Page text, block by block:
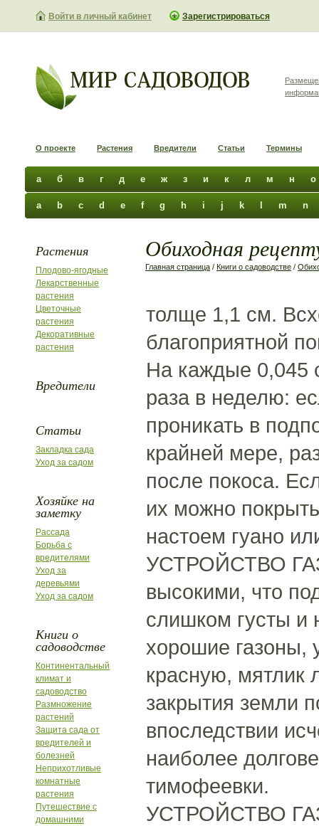
Войти в личный кабинет Зарегистрироваться
О проекте Растения Вредители Статьи Термины
а б в г д е ж з и к л м н о
a b c d e f g h i j k m n
Растения
Плодово-ягодные
Лекарственные
растения
Цветочные
растения
Декоративные
растения
Вредители
Статьи
Закладка сада
Уход за садом
Хозяйке на
заметку
Рассада
Борьба с
вредителями
Уход за
деревьями
Уход за садом
Книги о
садоводстве
Континентальный
климат и
садоводство
Размножение
растений
Защита сада от
вредителей и
болезней
Неприхотливые
комнатные
растения
Путешествие с
домашними
Обиходная
Главная страница / Книги о садоводстве /
толще 1,1 см.
благоприятной
На каждые 0,045
раза в неделю:
проникать в
крайней мере,
после покоса.
их можно
настоем гуано
УСТРОЙСТВО
высокими, что
слишком густы и
хорошие газоны,
красную, мятлик
закрытия земли
впоследствии
наиболее
тимофеевки.
УСТРОЙСТВО